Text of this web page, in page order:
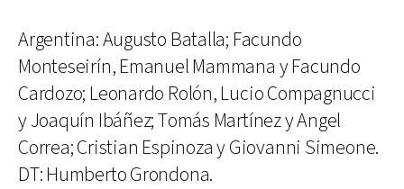
Argentina: Augusto Batalla; Facundo
Monteseirín, Emanuel Mammana y Facundo
Cardozo; Leonardo Rolón, Lucio Compagnucci
y Joaquín Ibáñez; Tomás Martínez y Angel
Correa; Cristian Espinoza y Giovanni Simeone.
DT: Humberto Grondona.